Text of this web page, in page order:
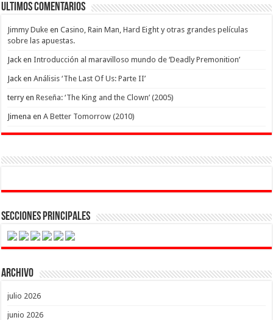
Ultimos Comentarios
Jimmy Duke enCasino, Rain Man, Hard Eight y otras grandes películas
sobre las apuestas.
Jack enIntroducción al maravilloso mundo de ‘Deadly Premonition’
Jack enAnálisis ‘The Last Of Us: Parte II’
terryenReseña: ‘The King and the Clown’ (2005)
Jimena enA Better Tomorrow (2010)
Secciones Principales
Archivo
julio 2026
junio 2026